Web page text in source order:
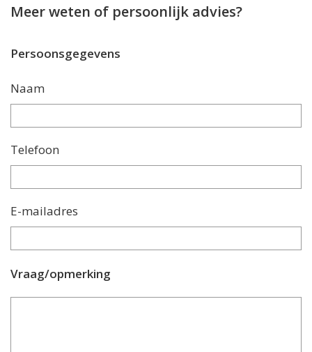
Meer weten of persoonlijk advies?
Persoonsgegevens
Naam
Telefoon
E-mailadres
Vraag/opmerking